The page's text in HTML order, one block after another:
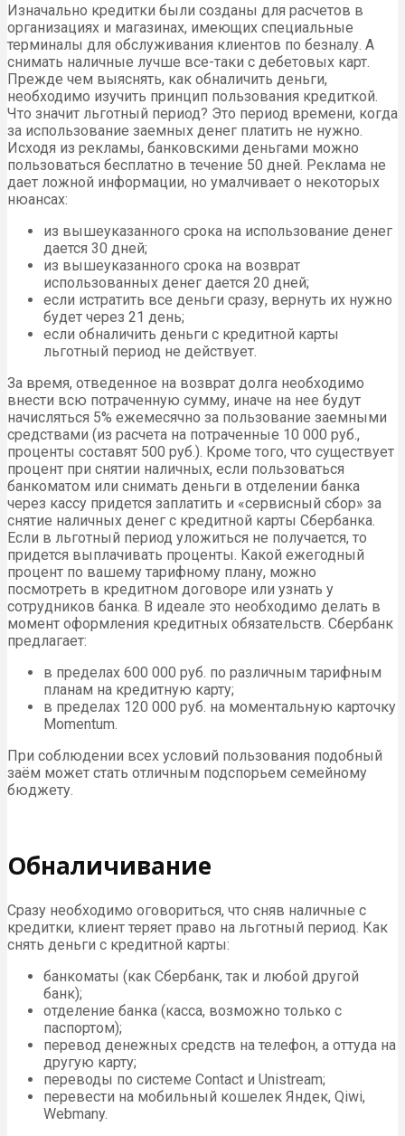
Изначально кредитки были созданы для расчетов в
организациях и магазинах, имеющих специальные
терминалы для обслуживания клиентов по безналу. А
снимать наличные лучше все-таки с дебетовых карт.
Прежде чем выяснять, как обналичить деньги,
необходимо изучить принцип пользования кредиткой.
Что значит льготный период? Это период времени, когда
за использование заемных денег платить не нужно.
Исходя из рекламы, банковскими деньгами можно
пользоваться бесплатно в течение 50 дней. Реклама не
дает ложной информации, но умалчивает о некоторых
нюансах:
из вышеуказанного срока на использование денег
дается 30 дней;
из вышеуказанного срока на возврат
использованных денег дается 20 дней;
если истратить все деньги сразу, вернуть их нужно
будет через 21 день;
если обналичить деньги с кредитной карты
льготный период не действует.
За время, отведенное на возврат долга необходимо
внести всю потраченную сумму, иначе на нее будут
начисляться 5% ежемесячно за пользование заемными
средствами (из расчета на потраченные 10 000 руб.,
проценты составят 500 руб.). Кроме того, что существует
процент при снятии наличных, если пользоваться
банкоматом или снимать деньги в отделении банка
через кассу придется заплатить и «сервисный сбор» за
снятие наличных денег с кредитной карты Сбербанка.
Если в льготный период уложиться не получается, то
придется выплачивать проценты. Какой ежегодный
процент по вашему тарифному плану, можно
посмотреть в кредитном договоре или узнать у
сотрудников банка. В идеале это необходимо делать в
момент оформления кредитных обязательств. Сбербанк
предлагает:
в пределах 600 000 руб. по различным тарифным
планам на кредитную карту;
в пределах 120 000 руб. на моментальную карточку
Momentum.
При соблюдении всех условий пользования подобный
заём может стать отличным подспорьем семейному
бюджету.
Обналичивание
Сразу необходимо оговориться, что сняв наличные с
кредитки, клиент теряет право на льготный период. Как
снять деньги с кредитной карты:
банкоматы (как Сбербанк, так и любой другой
банк);
отделение банка (касса, возможно только с
паспортом);
перевод денежных средств на телефон, а оттуда на
другую карту;
переводы по системе Contact и Unistream;
перевести на мобильный кошелек Яндек, Qiwi,
Webmany.